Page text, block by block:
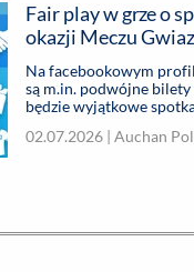
Fair play w grze o
okazji Meczu
Na facebookowym
są m.in. podwójne bilety
będzie wyjątkowe
02.07.2026 | Auchan